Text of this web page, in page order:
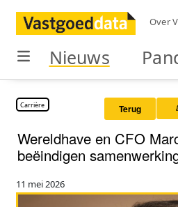
Over
Nieuws
Carrière Terug
Wereldhave en CFO
beëindigen
11 mei 2026